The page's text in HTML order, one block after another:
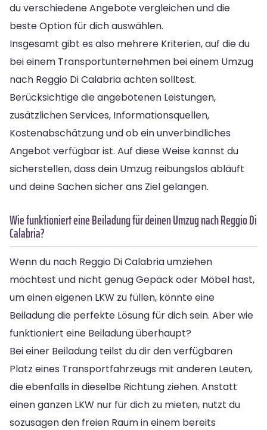
du verschiedene Angebote vergleichen und die
beste Option für dich auswählen.
Insgesamt gibt es also mehrere Kriterien, auf die du
bei einem Transportunternehmen bei einem Umzug
nach Reggio Di Calabria achten solltest.
Berücksichtige die angebotenen Leistungen,
zusätzlichen Services, Informationsquellen,
Kostenabschätzung und ob ein unverbindliches
Angebot verfügbar ist. Auf diese Weise kannst du
sicherstellen, dass dein Umzug reibungslos abläuft
und deine Sachen sicher ans Ziel gelangen.
Wie funktioniert eine Beiladung für deinen Umzug nach Reggio Di
Calabria?
Wenn du nach Reggio Di Calabria umziehen
möchtest und nicht genug Gepäck oder Möbel hast,
um einen eigenen LKW zu füllen, könnte eine
Beiladung die perfekte Lösung für dich sein. Aber wie
funktioniert eine Beiladung überhaupt?
Bei einer Beiladung teilst du dir den verfügbaren
Platz eines Transportfahrzeugs mit anderen Leuten,
die ebenfalls in dieselbe Richtung ziehen. Anstatt
einen ganzen LKW nur für dich zu mieten, nutzt du
sozusagen den freien Raum in einem bereits